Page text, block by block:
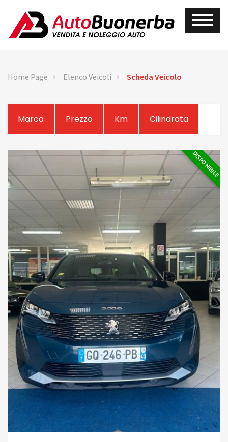
Home Page Elenco Veicoli Scheda Veicolo
Marca Prezzo Km Cilindrata
DISPONIBILE